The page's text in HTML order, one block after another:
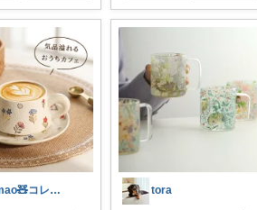
Kumao🧸コレクションみてね✨ tora